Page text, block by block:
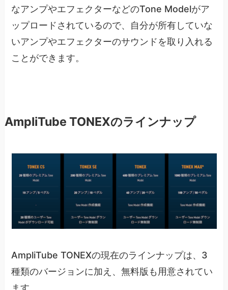
なアンプやエフェクターなどのTone Modelがア
ップロードされているので、自分が所有していな
いアンプやエフェクターのサウンドを取り入れる
ことができます。
AmpliTube TONEXのラインナップ
AmpliTube TONEXの現在のラインナップは、3
種類のバージョンに加え、無料版も用意されてい
ます。